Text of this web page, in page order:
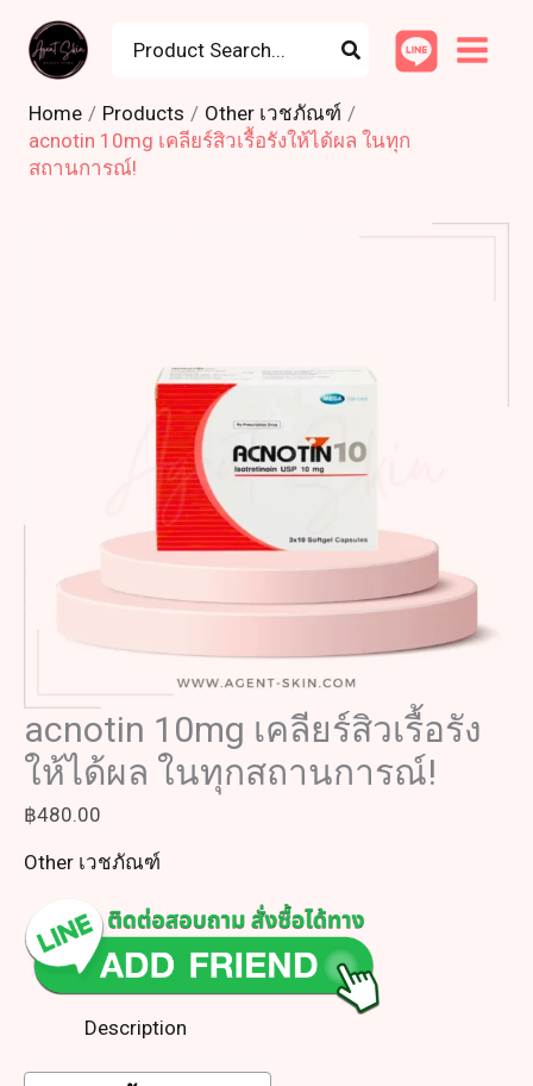
content
for:
Home Products
Other เวชภัณฑ์
acnotin 10mg เคลียร์สิวเรื้อรังให้ได้ผล ในทุก
สถานการณ์!
acnotin 10mg เคลียร์สิวเรื้อรัง
ให้ได้ผล ในทุกสถานการณ์!
฿480.00
Other เวชภัณฑ์
Description